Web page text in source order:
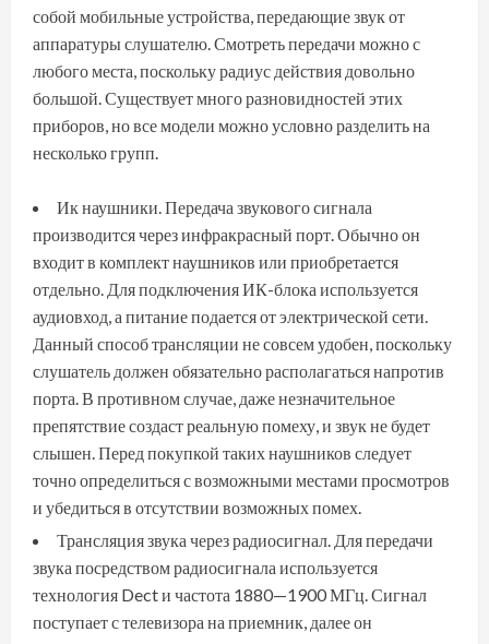
собой мобильные устройства, передающие звук от
аппаратуры слушателю. Смотреть передачи можно с
любого места, поскольку радиус действия довольно
большой. Существует много разновидностей этих
приборов, но все модели можно условно разделить на
несколько групп.
Ик наушники. Передача звукового сигнала
производится через инфракрасный порт. Обычно он
входит в комплект наушников или приобретается
отдельно. Для подключения ИК-блока используется
аудиовход, а питание подается от электрической сети.
Данный способ трансляции не совсем удобен, поскольку
слушатель должен обязательно располагаться напротив
порта. В противном случае, даже незначительное
препятствие создаст реальную помеху, и звук не будет
слышен. Перед покупкой таких наушников следует
точно определиться с возможными местами просмотров
и убедиться в отсутствии возможных помех.
Трансляция звука через радиосигнал. Для передачи
звука посредством радиосигнала используется
технология Dect и частота 1880—1900 МГц. Сигнал
поступает с телевизора на приемник, далее он